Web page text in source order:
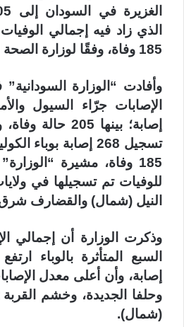
الذي زاد فيه إجمالي
185 وفاة، وفقًا لوزارة الصحة السودانية.
وأفادت “الوزارة
إصابة؛ بينها
تسجيل 268 إصابة
185 وفاة، مشيرة
للوفيات تم تسجيلها في
النيل (شمال) والقضارف
وذكرت الوزارة أن إجمالي
إصابة، وأن أعلى معدل
وحلفا الجديدة، وخشم القربة
(شمال).